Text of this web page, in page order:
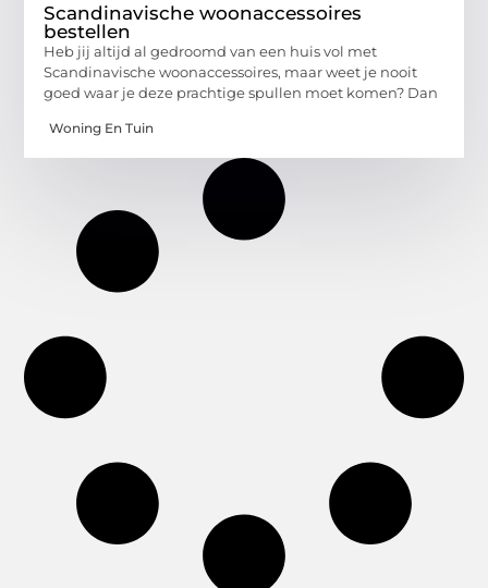
Scandinavische woonaccessoires
bestellen
Heb jij altijd al gedroomd van een huis vol met
Scandinavische woonaccessoires, maar weet je nooit
goed waar je deze prachtige spullen moet komen? Dan
Woning En Tuin